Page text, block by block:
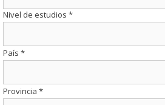
Nivel de estudios *
País *
Provincia *